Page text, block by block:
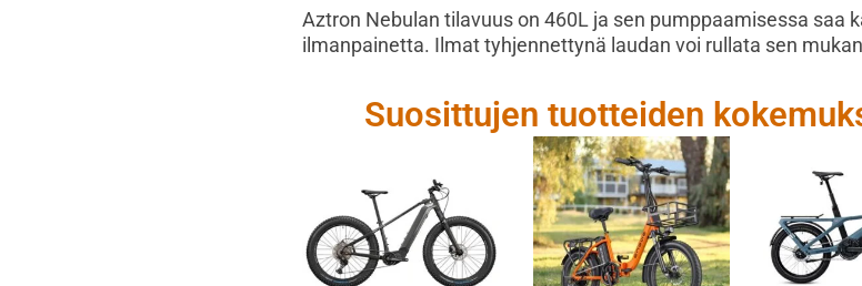
Aztron Nebulan tilavuus on 460L ja sen pumppaamisessa saa
ilmanpainetta. Ilmat tyhjennettynä laudan voi rullata sen
Suosittujen tuotteiden